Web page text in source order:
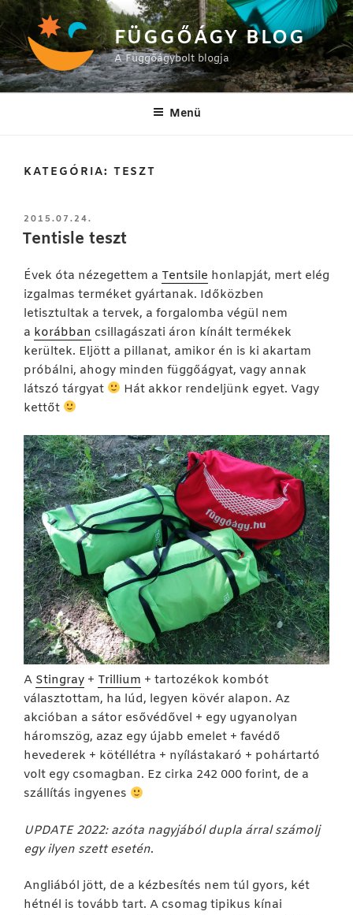
Tartalomhoz
FÜGGŐÁGY BLOG
A Függőágybolt blogja
Menü
KATEGÓRIA: TESZT
BEKÜLDVE:
2015.07.24.
Tentisle teszt
Évek óta nézegettem a Tentsile honlapját, mert elég
izgalmas terméket gyártanak. Időközben
letisztultak a tervek, a forgalomba végül nem
a korábban csillagászati áron kínált termékek
kerültek. Eljött a pillanat, amikor én is ki akartam
próbálni, ahogy minden függőágyat, vagy annak
látszó tárgyat
Hát akkor rendeljünk egyet. Vagy
kettőt
A Stingray + Trillium + tartozékok kombót
választottam, ha lúd, legyen kövér alapon. Az
akcióban a sátor esővédővel + egy ugyanolyan
háromszög, azaz egy újabb emelet + favédő
hevederek + kötéllétra + nyílástakaró + pohártartó
volt egy csomagban. Ez cirka 242 000 forint, de a
szállítás ingyenes
UPDATE 2022: azóta nagyjából dupla árral számolj
egy ilyen szett esetén.
Angliából jött, de a kézbesítés nem túl gyors, két
hétnél is tovább tart. A csomag tipikus kínai